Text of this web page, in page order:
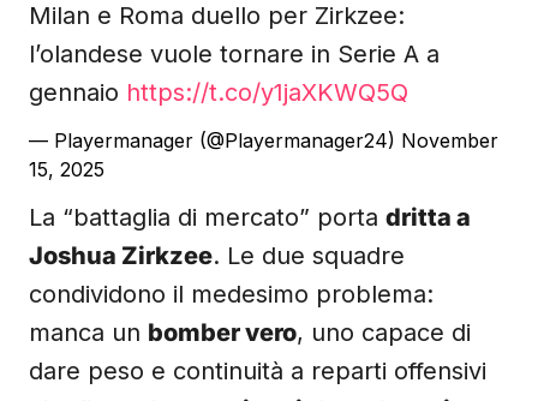
Milan e Roma duello per Zirkzee:
l’olandese vuole tornare in Serie A a
gennaio https://t.co/y1jaXKWQ5Q
— Playermanager (@Playermanager24) November
15, 2025
La “battaglia di mercato” porta dritta a
Joshua Zirkzee. Le due squadre
condividono il medesimo problema:
manca un bomber vero, uno capace di
dare peso e continuità a reparti offensivi